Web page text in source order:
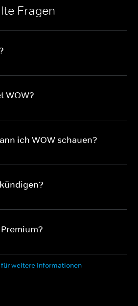
Fragen
WOW?
ich WOW schauen?
weitere Informationen